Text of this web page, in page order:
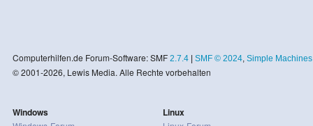
Computerhilfen.de Forum-Software: SMF 2.7.4| SMF © 2024, Simple Machines
© 2001-2026, Lewis Media. Alle Rechte vorbehalten
Windows Linux